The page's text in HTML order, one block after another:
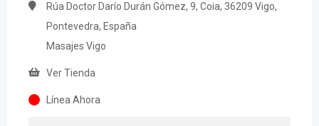
Rúa Doctor Darío Durán Gómez, 9, Coia, 36209 Vigo,
Pontevedra, España
Masajes Vigo
Ver Tienda
Línea Ahora